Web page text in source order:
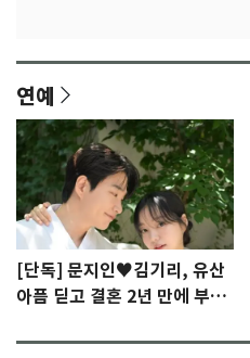
연예
[단독] 문지인♥김기리, 유산
아픔 딛고 결혼 2년 만에 부모